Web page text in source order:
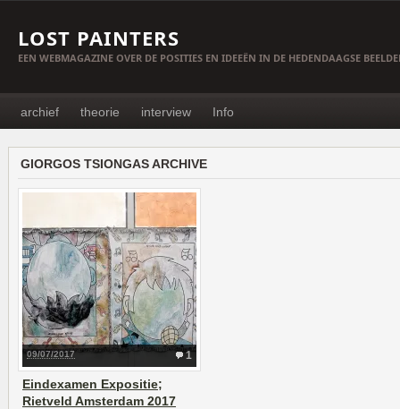
LOST PAINTERS
EEN WEBMAGAZINE OVER DE POSITIES EN IDEEËN IN DE HEDENDAAGSE
archief theorie interview Info
GIORGOS TSIONGAS ARCHIVE
1
09/07/2017
Eindexamen Expositie;
Rietveld Amsterdam 2017